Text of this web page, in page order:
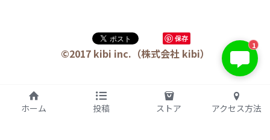
保存
©2017 kibi inc.（株式会社 kibi）
ホーム 投稿 ストア アクセス方法
KIBI 榎本澄雄
お問い合わせは今すぐ👉
1